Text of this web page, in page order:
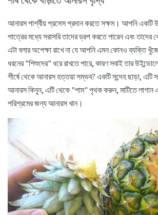
আনারস পার্শ্বীয় প্রসেস প্রদান করতে সক্ষম। আপনি একটি
পাত্রের মধ্যে সরাসরি তাদের ড্রপ করতে পারেন এবং
এটা বলার অপেক্ষা রাখে না যে আপনি এমন কোনও ব্যক্তি
ধরনের "শিশুদের" ধরে রাখতে পারে, কারণ সবাই তার
শীর্ষে থেকে আনারস হত্তয়া সম্ভব? একটি সন্দেহ ছাড়া,
আনারস কিনুন, এটি থেকে "পাম" পৃথক করুন, মাটিতে লাগান
পরিশ্রমের জন্য আনারস খান।